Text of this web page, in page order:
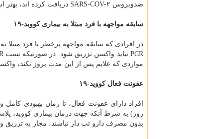
ضدویروس SARS-COV-۲ دریافت کرده اند، بهتر است حداقل ۳ ماه پس از دریافت این درمان ها واکسیناسیون صورت گیرد.
سابقه مواجهه با فرد مبتلا به بیماری کووید-۱۹
مواردی که علایم پس از این مدت بروز نکند،
عفونت فعال کووید-۱۹
بدون مصرف دارو تب دار نباشند، مجاز به تزریق